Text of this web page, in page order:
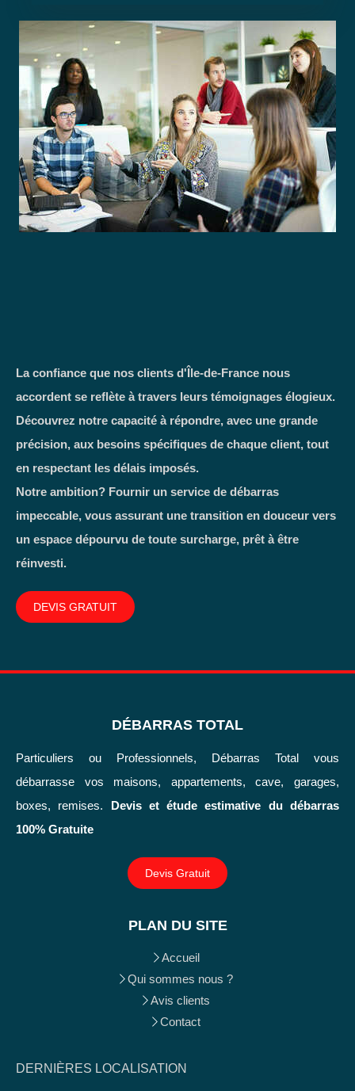
La confiance que nos clients d'Île-de-France nous
accordent se reflète à travers leurs témoignages élogieux.
Découvrez notre capacité à répondre, avec une grande
précision, aux besoins spécifiques de chaque client, tout
en respectant les délais imposés.
Notre ambition? Fournir un service de débarras
impeccable, vous assurant une transition en douceur vers
un espace dépourvu de toute surcharge, prêt à être
réinvesti.
DEVIS GRATUIT
DÉBARRAS TOTAL
Particuliers ou Professionnels, Débarras Total vous
débarrasse vos maisons, appartements, cave, garages,
boxes, remises. Devis et étude estimative du débarras
100% Gratuite
Devis Gratuit
PLAN DU SITE
Accueil
Qui sommes nous ?
Avis clients
Contact
DERNIÈRES LOCALISATION